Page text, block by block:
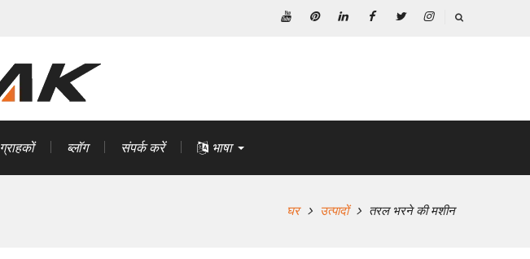
ग्राहकों ब्लॉग संपर्क करें भाषा
घर उत्पादों तरल भरने की मशीन